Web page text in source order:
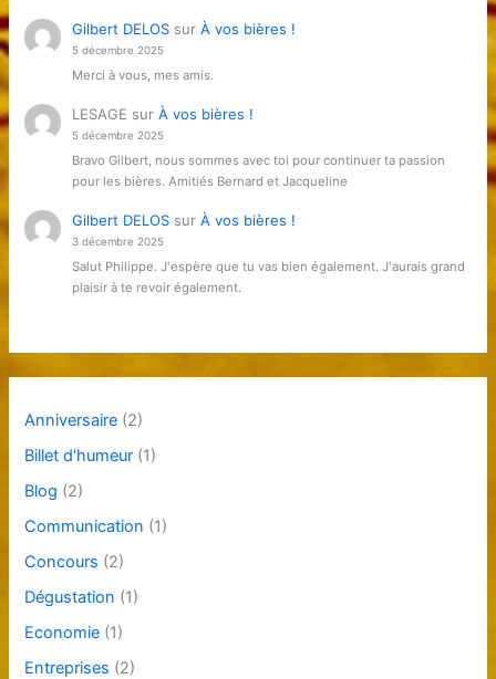
Gilbert DELOSsur À vos bières !
5 décembre 2025
Merci à vous, mes amis.
LESAGE sur À vos bières !
5 décembre 2025
Bravo Gilbert, nous sommes avec toi pour continuer ta passion
pour les bières. Amitiés Bernard et Jacqueline
Gilbert DELOSsur À vos bières !
3 décembre 2025
Salut Philippe. J'espère que tu vas bien également. J'aurais grand
plaisir à te revoir également.
Anniversaire (2)
Billet d'humeur (1)
Blog (2)
Communication (1)
Concours (2)
Dégustation (1)
Economie (1)
Entreprises (2)